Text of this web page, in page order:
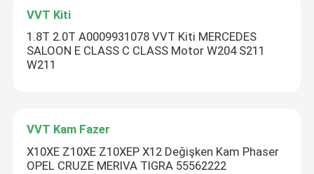
VVT Kiti
1.8T 2.0T A0009931078 VVT Kiti MERCEDES
SALOON E CLASS C CLASS Motor W204 S211
W211
VVT Kam Fazer
X10XE Z10XE Z10XEP X12 Değişken Kam Phaser
OPEL CRUZE MERIVA TIGRA 55562222